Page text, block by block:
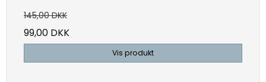
145,00 DKK
99,00 DKK
Vis produkt